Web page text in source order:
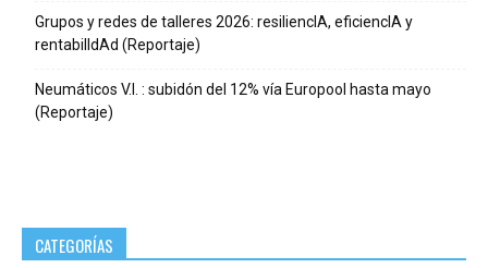
Grupos y redes de talleres 2026: resiliencIA, eficiencIA y
rentabilIdAd (Reportaje)
Neumáticos V.I. : subidón del 12% vía Europool hasta mayo
(Reportaje)
CATEGORÍAS